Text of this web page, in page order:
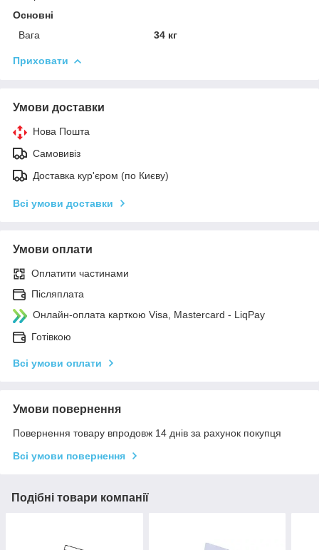
Основні
Вага
34 кг
Приховати
Умови доставки
Нова Пошта
Самовивіз
Доставка кур'єром (по Києву)
Всі умови доставки
Умови оплати
Оплатити частинами
Післяплата
Онлайн-оплата карткою Visa, Mastercard - LiqPay
Готівкою
Всі умови оплати
Умови повернення
Повернення товару впродовж 14 днів за рахунок покупця
Всі умови повернення
Подібні товари компанії